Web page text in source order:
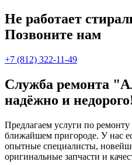
Не работает
Позвоните нам
+7 (812) 322-11-49
Служба ремонта
надёжно и
Предлагаем услуги по
ближайшем пригороде. У нас
опытные специалисты,
оригинальные запчасти и